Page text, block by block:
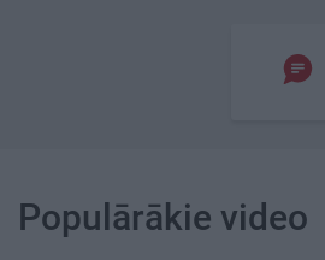
Populārākie video